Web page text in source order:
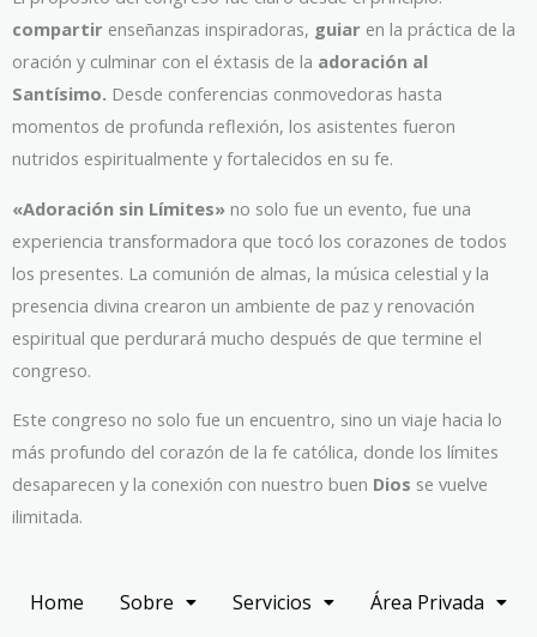
compartir enseñanzas inspiradoras, guiar en la práctica de la
oración y culminar con el éxtasis de la adoración al
Santísimo. Desde conferencias conmovedoras hasta
momentos de profunda reflexión, los asistentes fueron
nutridos espiritualmente y fortalecidos en su fe.
«Adoración sin Límites» no solo fue un evento, fue una
experiencia transformadora que tocó los corazones de todos
los presentes. La comunión de almas, la música celestial y la
presencia divina crearon un ambiente de paz y renovación
espiritual que perdurará mucho después de que termine el
congreso.
Este congreso no solo fue un encuentro, sino un viaje hacia lo
más profundo del corazón de la fe católica, donde los límites
desaparecen y la conexión con nuestro buen Dios se vuelve
ilimitada.
Home Sobre Servicios Área Privada